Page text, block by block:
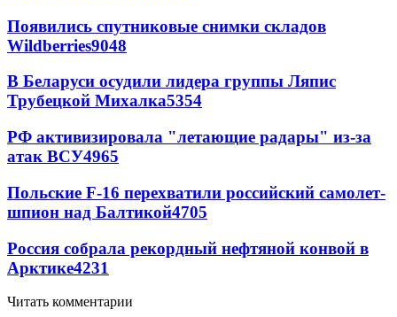
Появились спутниковые снимки складов
Wildberries9048
В Беларуси осудили лидера группы Ляпис
Трубецкой Михалка5354
РФ активизировала "летающие радары" из-за
атак ВСУ4965
Польские F-16 перехватили российский самолет-
шпион над Балтикой4705
Россия собрала рекордный нефтяной конвой в
Арктике4231
Читать комментарии